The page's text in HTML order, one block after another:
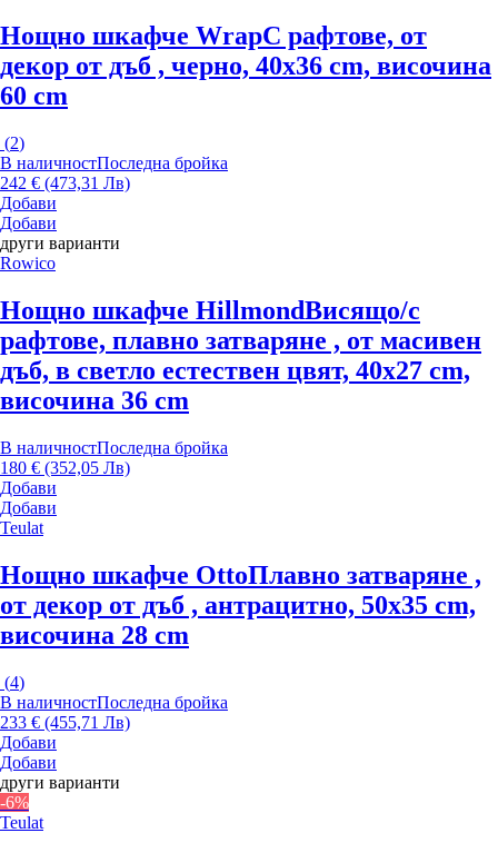
Нощно шкафче WrapС рафтове, от
декор от дъб , черно, 40x36 cm, височина
60 cm
(2)
В наличностПоследна бройка
242 € (473,31 Лв)
Добави
Добави
други варианти
Rowico
Нощно шкафче HillmondВисящо/с
рафтове, плавно затваряне , от масивен
дъб, в светло естествен цвят, 40x27 cm,
височина 36 cm
В наличностПоследна бройка
180 € (352,05 Лв)
Добави
Добави
Teulat
Нощно шкафче OttoПлавно затваряне ,
от декор от дъб , антрацитно, 50x35 cm,
височина 28 cm
(4)
В наличностПоследна бройка
233 € (455,71 Лв)
Добави
Добави
други варианти
-6%
Teulat